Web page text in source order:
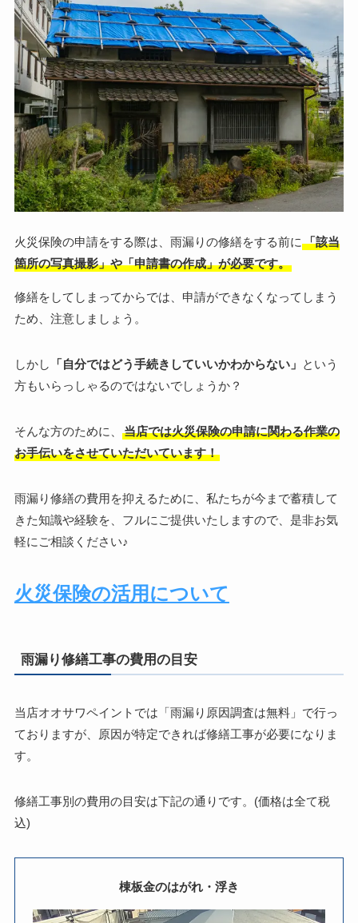
火災保険の申請をする際は、雨漏りの修繕をする前に 「該当
箇所の写真撮影」や「申請書の作成」が必要です。
修繕をしてしまってからでは、申請ができなくなってしまう
ため、注意しましょう。
しかし 「自分ではどう手続きしていいかわからない」 という
方もいらっしゃるのではないでしょうか？
そんな方のために、
当店では火災保険の申請に関わる作業の
お手伝いをさせていただいています！
雨漏り修繕の費用を抑えるために、私たちが今まで蓄積して
きた知識や経験を、フルにご提供いたしますので、是非お気
軽にご相談ください♪
火災保険の活用について
雨漏り修繕工事の費用の目安
当店オオサワペイントでは「雨漏り原因調査は無料」で行っ
ておりますが、原因が特定できれば修繕工事が必要になりま
す。
修繕工事別の費用の目安は下記の通りです。(価格は全て税
込)
棟板金のはがれ・浮き